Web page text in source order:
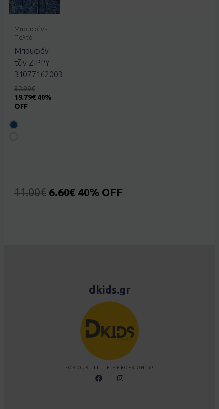
Μπουφάν -
Παλτό
Μπουφάν
τζιν ZIPPY
31077162003
32.99€
19.79€ 40%
OFF
11.00€ 6.60€ 40% OFF
dkids.gr
FOR OUR LITTLE HEROES ONLY!
F
a
I
n